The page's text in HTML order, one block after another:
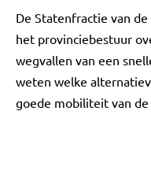
De Statenfractie van
het provinciebestuur
wegvallen van een
weten welke
goede mobiliteit van